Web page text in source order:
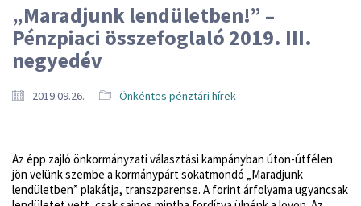
„Maradjunk lendületben!” –
Pénzpiaci összefoglaló 2019. III.
negyedév
2019.09.26. Önkéntes pénztári hírek
Az épp zajló önkormányzati választási kampányban úton-útfélen
jön velünk szembe a kormánypárt sokatmondó „Maradjunk
lendületben” plakátja, transzparense. A forint árfolyama ugyancsak